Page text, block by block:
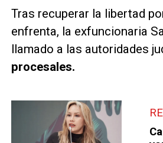
Tras recuperar la libertad
enfrenta, la exfuncionaria
llamado a las autoridades
procesales.